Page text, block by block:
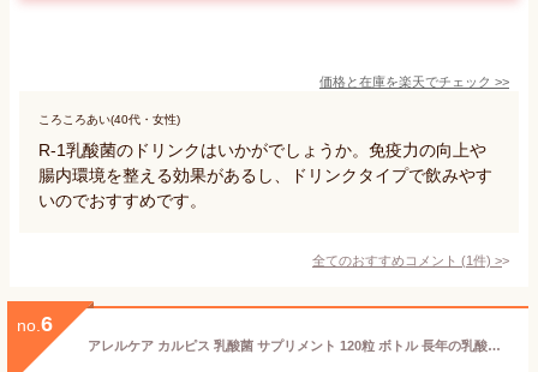
価格と在庫を楽天でチェック >>
ころころあい(40代・女性)
R-1乳酸菌のドリンクはいかがでしょうか。免疫力の向上や
腸内環境を整える効果があるし、ドリンクタイプで飲みやす
いのでおすすめです。
全てのおすすめコメント (1件) >
no. 6
アレルケア カルピス 乳酸菌 サプリメント 120粒 ボトル 長年の乳酸菌研究 独自のL-92乳酸菌